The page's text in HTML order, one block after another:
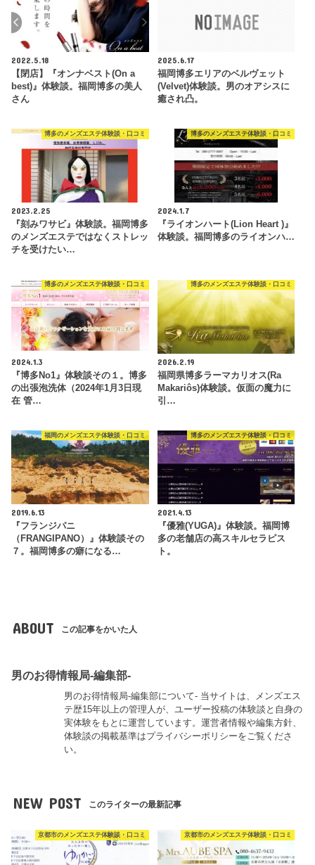
2022.5.18
【閉店】『オンナベスト(On a
best)』体験談。福岡博多の美人
さん
2025.6.17
福岡博多エリアのベルヴェット
(Velvet)体験談。男のオアシスに
癒され凸。
博多のメンズエステ体験談・口コミ
2023.2.25
『刻みワサビ』体験談。福岡博多
のメンズエステではなくストレッ
チを受けたい…
博多のメンズエステ体験談・口コミ
2024.1.7
『ライオンハート(Lion Heart )』
体験談。福岡博多のライオンハ…
博多のメンズエステ体験談・口コミ
2024.1.3
『博多No1』体験談その１。博多
の出張泡洗体（2024年1月3日現
在 管…
博多のメンズエステ体験談・口コミ
2026.2.19
福岡県博多ラーマカリオス(Ra
Makariôs)体験談。仮面の魔力に
引…
福岡のメンズエステ体験談・口コミ
2019.6.13
『フランジパニ
（FRANGIPANO）』体験談その
７。福岡博多の癖になる…
博多のメンズエステ体験談・口コミ
2021.4.13
『優雅(YUGA)』体験談。福岡博
多の老舗店の高スキルセラピス
ト。
ABOUT この記事をかいた人
男のお得情報局-編集部-
男のお得情報局-編集部について- 当サイトは、メンズエス
テ歴15年以上の管理人が、ユーザー投稿の体験談と自身の
実体験をもとに運営しています。運営者情報や編集方針、
体験談の掲載基準はプライバシーポリシーをご覧くださ
い。
NEW POST このライターの最新記事
京都市のメンズエステ体験談・口コミ 京都市のメンズエステ体験談・口コミ